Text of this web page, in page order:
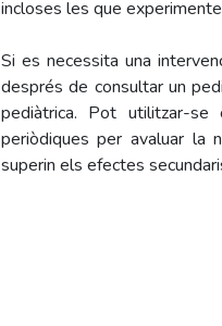
incloses les que
Si es necessita una
després de consultar un
pediàtrica. Pot utilitzar-se
periòdiques per avaluar la
superin els efectes